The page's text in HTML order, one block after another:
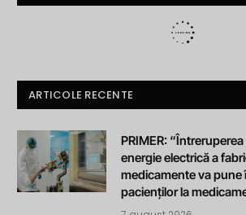
ARTICOLE RECENTE
PRIMER:
energie electrică a
medicamente va pune
pacienților la